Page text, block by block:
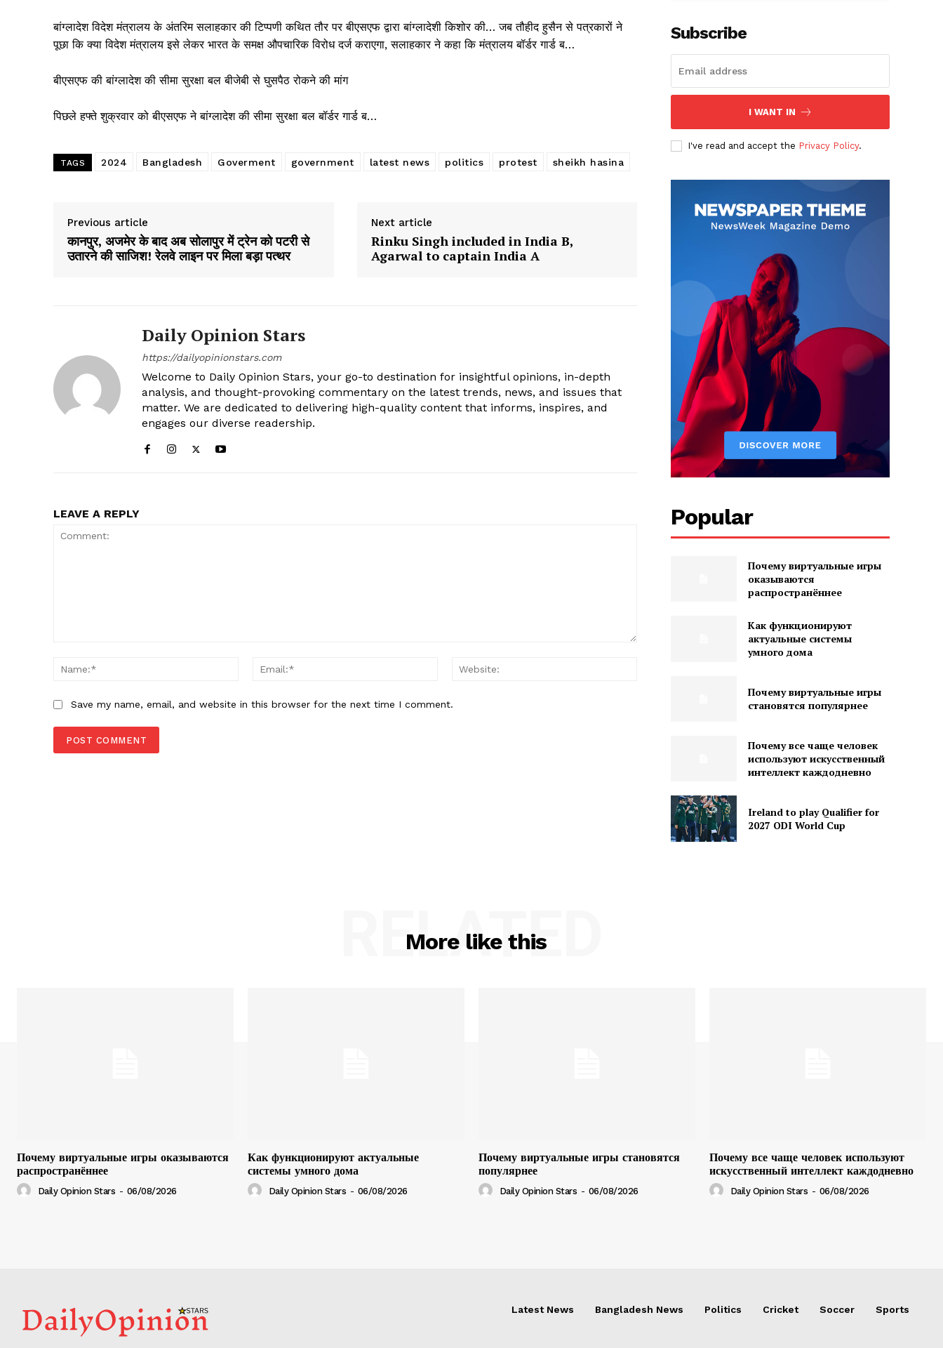
बांग्लादेश विदेश मंत्रालय के अंतरिम सलाहकार की टिप्पणी कथित तौर पर बीएसएफ द्वारा बांग्लादेशी किशोर की… जब तौहीद हुसैन से पत्रकारों ने
पूछा कि क्या विदेश मंत्रालय इसे लेकर भारत के समक्ष औपचारिक विरोध दर्ज कराएगा, सलाहकार ने कहा कि मंत्रालय बॉर्डर गार्ड ब…
बीएसएफ की बांग्लादेश की सीमा सुरक्षा बल बीजेबी से घुसपैठ रोकने की मांग
पिछले हफ्ते शुक्रवार को बीएसएफ ने बांग्लादेश की सीमा सुरक्षा बल बॉर्डर गार्ड ब…
TAGS 2024 Bangladesh Goverment government latest news politics protest sheikh hasina
Previous article
कानपुर, अजमेर के बाद अब सोलापुर में ट्रेन को पटरी से
उतारने की साजिश! रेलवे लाइन पर मिला बड़ा पत्थर
Next article
Rinku Singh included in India B,
Agarwal to captain India A
Daily Opinion Stars
https://dailyopinionstars.com
Welcome to Daily Opinion Stars, your go-to destination for insightful opinions, in-depth
analysis, and thought-provoking commentary on the latest trends, news, and issues that
matter. We are dedicated to delivering high-quality content that informs, inspires, and
engages our diverse readership.
LEAVE A REPLY
Name:*
Email:*
Save my name, email, and website in this browser for the next time I comment.
Subscribe
I WANT IN
I've read and accept the Privacy Policy.
Popular
Почему виртуальные игры
оказываются
распространённее
Как функционируют
актуальные системы
умного дома
Почему виртуальные игры
становятся популярнее
Почему все чаще человек
используют искусственный
интеллект каждодневно
Ireland to play Qualifier for
2027 ODI World Cup
More like this
RELATED
Почему виртуальные игры оказываются
распространённее
Daily Opinion Stars - 06/08/2026
Как функционируют актуальные
системы умного дома
Daily Opinion Stars - 06/08/2026
Почему виртуальные игры становятся
популярнее
Daily Opinion Stars - 06/08/2026
Почему все чаще человек используют
искусственный интеллект каждодневно
Daily Opinion Stars - 06/08/2026
Latest News Bangladesh News Politics Cricket Soccer Sports